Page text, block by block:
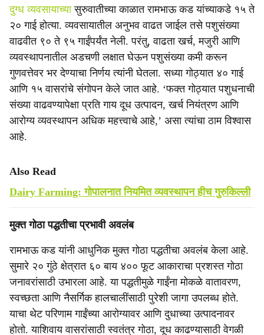
दुग्ध व्यवसायाच्यासुरुवातीच्या काळात रामभाऊ कड यांच्याकडे १५ ते
२० गाई होत्या. व्यवसायातील अनुभव वाढत जाईल तसे पशुसंख्या
वाढवीत ९० ते ९५ गाईंपर्यंत नेली. परंतु, वाढता खर्च, मजुरी आणि
व्यवस्थापनातील अडचणी लक्षात घेऊन पशुसंख्या कमी करून
गुणवत्तेवर भर देण्याचा निर्णय त्यांनी घेतला. सध्या गोठ्यात ४० गाई
आणि १५ वासरांचे संगोपन केले जात आहे. ‘फक्त गोठ्यात पशुधनाची
संख्या वाढवण्यापेक्षा प्रति गाय दूध उत्पादन, खर्च नियंत्रण आणि
आरोग्य व्यवस्थापन अधिक महत्त्वाचे आहे,’ असा त्यांचा ठाम विश्वास
आहे.
Also Read
Dairy Farming: गोपालनात नियमित व्यवस्थापन हीच गुरुकिल्ली
मुक्त गोठा पद्धतीचा प्रभावी अवलंब
रामभाऊ कड यांनी आधुनिक मुक्त गोठा पद्धतीचा अवलंब केला आहे.
सुमारे २० गुंठे क्षेत्रात ६० बाय ४०० फूट आकाराचा प्रशस्त गोठा
जनावरांसाठी उभारला आहे. या पद्धतीमुळे गाईंना मोकळे वातावरण,
स्वच्छता आणि नैसर्गिक हालचालींसाठी पुरेशी जागा उपलब्ध होते.
याचा थेट परिणाम गाईंच्या आरोग्यावर आणि दुधाच्या उत्पादनावर
होतो. याशिवाय वासरांसाठी स्वतंत्र गोठा, दूध काढण्यासाठी वेगळी